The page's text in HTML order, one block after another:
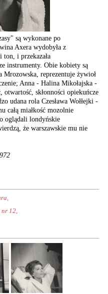
są wykonane po
Axera wydobyła z
i przekazała
instrumenty. Obie kobiety są
Mrozowska, reprezentuje żywioł
Anna - Halina Mikołajska -
skłonności opiekuńcze
udana rola Czesława Wołłejki -
całą miałkość mozolnie
oglądali londyńskie
że warszawskie mu nie
nr 12,